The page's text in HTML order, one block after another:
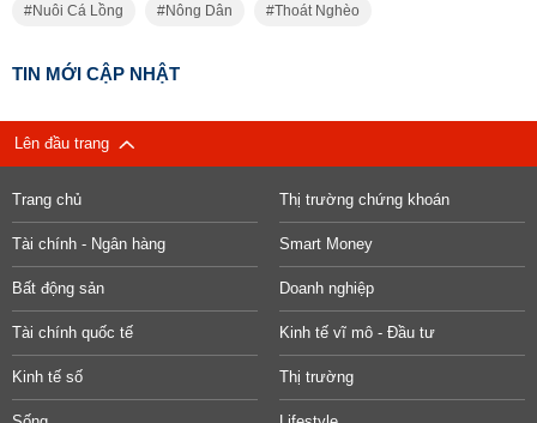
Nuôi Cá Lồng Nông Dân Thoát Nghèo
TIN MỚI CẬP NHẬT
Lên đầu trang
Trang chủ Thị trường chứng khoán
Tài chính - Ngân hàng Smart Money
Bất động sản Doanh nghiệp
Tài chính quốc tế Kinh tế vĩ mô - Đầu tư
Kinh tế số Thị trường